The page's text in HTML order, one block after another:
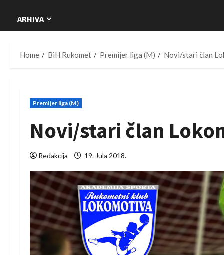
ARHIVA
Home BiH Rukomet Premijer liga (M) Novi/stari član
Premijer liga (M)
Novi/stari član
Redakcija 19. Jula 2018.